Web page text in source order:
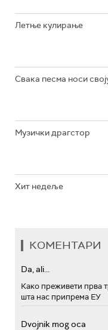
Летње кулирање
Свака песма носи
Музички драгстор
Хит недеље
КОМЕНТАРИ
Da, ali...
Како преживети прва
шта нас припрема ЕУ
Dvojnik mog oca